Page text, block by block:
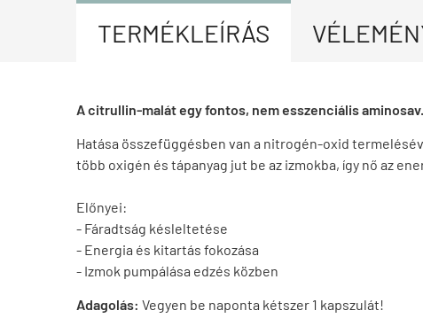
TERMÉKLEÍRÁS
A citrullin-malát egy fontos, nem esszenciális aminosav.
Hatása összefüggésben van a nitrogén-oxid
több oxigén és tápanyag jut be az izmokba, így nő az
Előnyei:
- Fáradtság késleltetése
- Energia és kitartás fokozása
- Izmok pumpálása edzés közben
Adagolás: Vegyen be naponta kétszer 1 kapszulát!